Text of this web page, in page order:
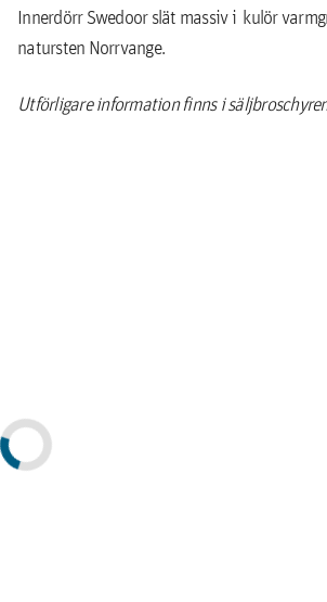
Innerdörr Swedoor slät massiv i kulör
natursten Norrvange.
Utförligare information finns i